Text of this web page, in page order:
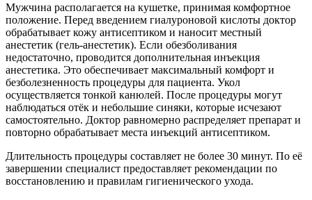
Мужчина располагается на кушетке, принимая комфортное
положение. Перед введением гиалуроновой кислоты доктор
обрабатывает кожу антисептиком и наносит местный
анестетик (гель-анестетик). Если обезболивания
недостаточно, проводится дополнительная инъекция
анестетика. Это обеспечивает максимальный комфорт и
безболезненность процедуры для пациента. Укол
осуществляется тонкой канюлей. После процедуры могут
наблюдаться отёк и небольшие синяки, которые исчезают
самостоятельно. Доктор равномерно распределяет препарат и
повторно обрабатывает места инъекций антисептиком.
Длительность процедуры составляет не более 30 минут. По её
завершении специалист предоставляет рекомендации по
восстановлению и правилам гигиенического ухода.